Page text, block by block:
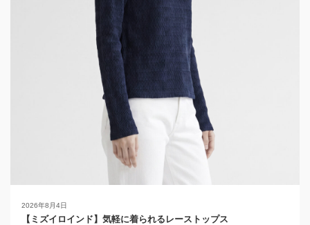
2026年8月4日
【ミズイロインド】気軽に着られるレーストップス